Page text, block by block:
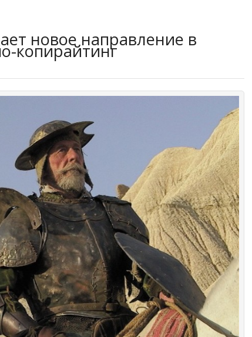
новое направление в
копирайтинг